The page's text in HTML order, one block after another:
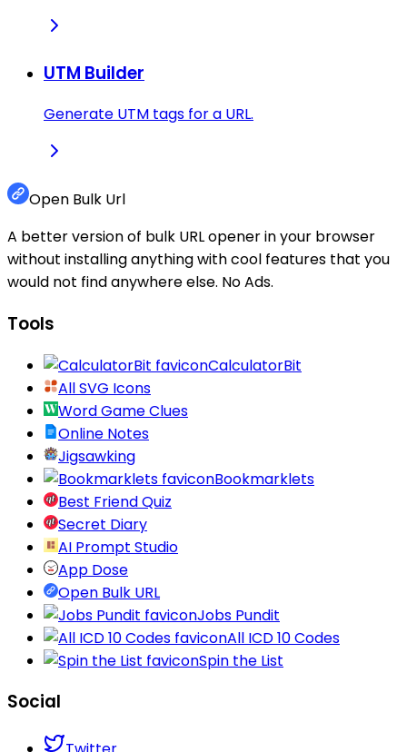
UTM Builder
Generate UTM tags for a URL.
Open Bulk Url
A better version of bulk URL opener in your browser
without installing anything with cool features that you
would not find anywhere else. No Ads.
Tools
CalculatorBit
All SVG Icons
Word Game Clues
Online Notes
Jigsawking
Bookmarklets
Best Friend Quiz
Secret Diary
AI Prompt Studio
App Dose
Open Bulk URL
Jobs Pundit
All ICD 10 Codes
Spin the List
Social